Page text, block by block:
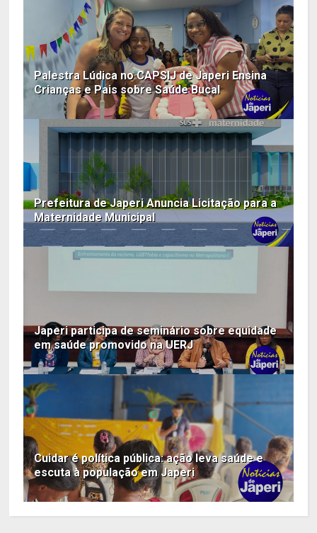
Palestra Lúdica no CAPSIJ de Japeri Ensina
Crianças e Pais sobre Saúde Bucal
Prefeitura de Japeri Anuncia Licitação para a
Maternidade Municipal
Japeri participa de seminário sobre equidade
em saúde promovido na UERJ
Cuidar é política pública: ação leva saúde e
escuta à população em Japeri